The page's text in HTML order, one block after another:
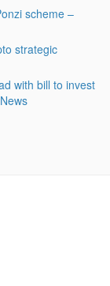
scheme –
strategic
with bill to invest